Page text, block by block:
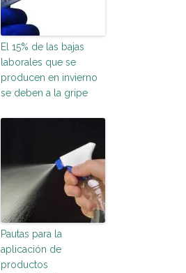
El 15% de las bajas
laborales que se
producen en invierno
se deben a la gripe
Pautas para la
aplicación de
productos